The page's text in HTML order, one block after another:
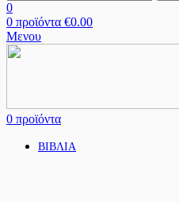
0
0 προϊόντα €0.00
Μενου
0 προϊόντα
ΒΙΒΛΙΑ